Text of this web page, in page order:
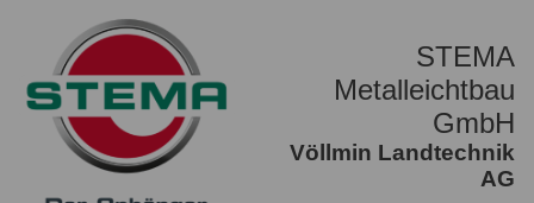
STEMA
Metalleichtbau
GmbH
Völlmin Landtechnik
AG